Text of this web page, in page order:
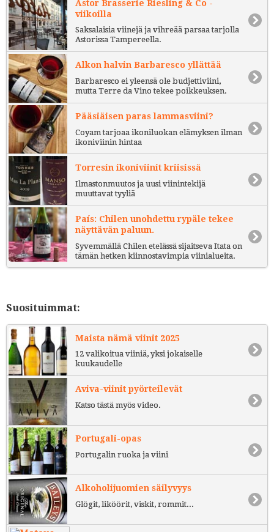
Astor Brasserie Riesling & Co -
viikoilla
Saksalaisia viinejä ja vihreää parsaa tarjolla
Astorissa Tampereella.
Alkon halvin Barbaresco yllättää
Barbaresco ei yleensä ole budjettiviini,
mutta Terre da Vino tekee poikkeuksen.
Pääsiäisen paras lammasviini?
Coyam tarjoaa ikoniluokan elämyksen ilman
ikoniviinin hintaa
Torresin ikoniviinit kriisissä
Ilmastonmuutos ja uusi viinintekijä
muuttavat tyyliä
País: Chilen unohdettu rypäle tekee
näyttävän paluun.
Syvemmällä Chilen etelässä sijaitseva Itata on
tämän hetken kiinnostavimpia viinialueita.
Suosituimmat:
Maista nämä viinit 2025
12 valikoitua viiniä, yksi jokaiselle
kuukaudelle
Aviva-viinit pyörteilevät
Katso tästä myös video.
Portugali-opas
Portugalin ruoka ja viini
Alkoholijuomien säilyvyys
Glögit, liköörit, viskit, rommit...